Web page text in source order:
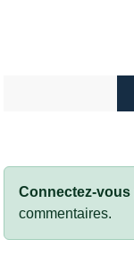
Connectez-vous
commentaires.